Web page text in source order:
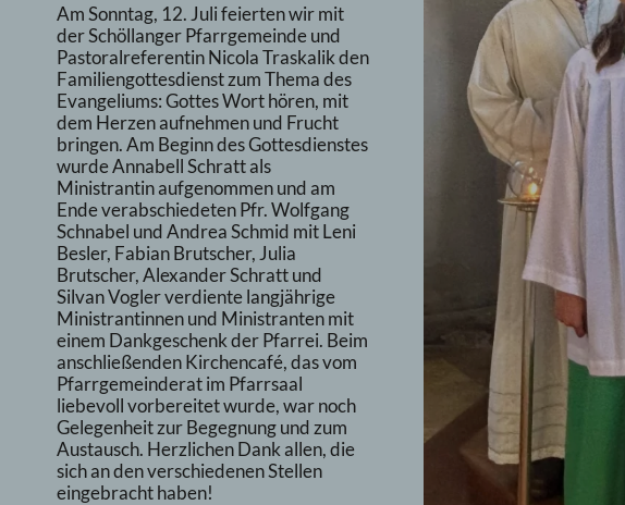
Am Sonntag, 12. Juli feierten wir mit
der Schöllanger Pfarrgemeinde und
Pastoralreferentin Nicola Traskalik den
Familiengottesdienst zum Thema des
Evangeliums: Gottes Wort hören, mit
dem Herzen aufnehmen und Frucht
bringen. Am Beginn des Gottesdienstes
wurde Annabell Schratt als
Ministrantin aufgenommen und am
Ende verabschiedeten Pfr. Wolfgang
Schnabel und Andrea Schmid mit Leni
Besler, Fabian Brutscher, Julia
Brutscher, Alexander Schratt und
Silvan Vogler verdiente langjährige
Ministrantinnen und Ministranten mit
einem Dankgeschenk der Pfarrei. Beim
anschließenden Kirchencafé, das vom
Pfarrgemeinderat im Pfarrsaal
liebevoll vorbereitet wurde, war noch
Gelegenheit zur Begegnung und zum
Austausch. Herzlichen Dank allen, die
sich an den verschiedenen Stellen
eingebracht haben!